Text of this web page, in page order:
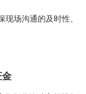
现场沟通的及时性、
金